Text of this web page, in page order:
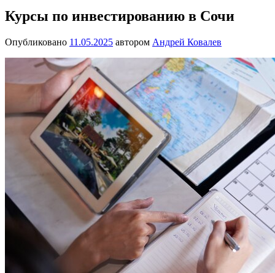
Курсы по инвестированию в Сочи
Опубликовано 11.05.2025 автором Андрей Ковалев